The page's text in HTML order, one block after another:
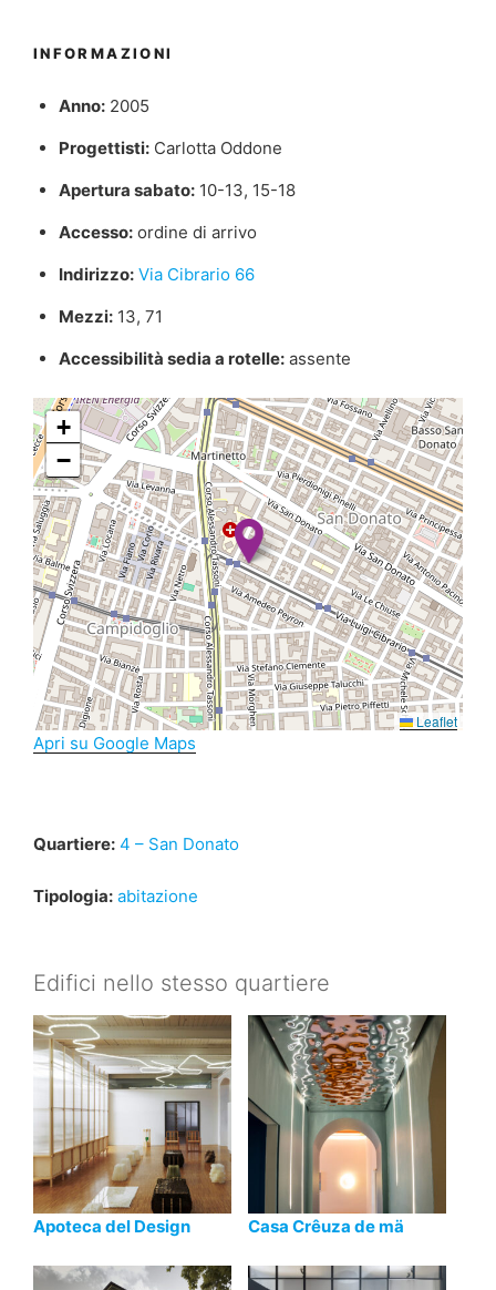
INFORMAZIONI
Anno:2005
Progettisti:Carlotta Oddone
Apertura sabato:10-13, 15-18
Accesso:ordine di arrivo
Indirizzo: Via Cibrario 66
Mezzi:13, 71
Accessibilità sedia a rotelle:assente
+
−
Leaflet
Apri su Google Maps
Quartiere: 4 – San Donato
Tipologia: abitazione
Edifici nello stesso quartiere
Apoteca del Design Casa Crêuza de mä